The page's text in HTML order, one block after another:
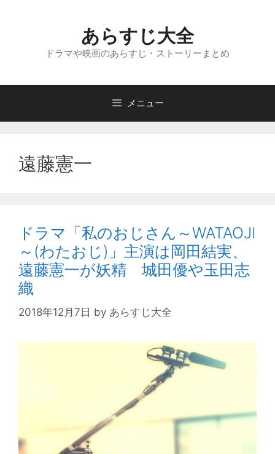
へ
あらすじ大全
ドラマや映画のあらすじ・ストーリーまとめ
メニュー
遠藤憲一
ドラマ「私のおじさん～WATAOJI
～(わたおじ)」主演は岡田結実、
遠藤憲一が妖精 城田優や玉田志
織
2018年12月7日 by あらすじ大全